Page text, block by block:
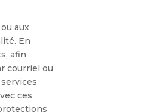
aux
En
afin
courriel ou
ces